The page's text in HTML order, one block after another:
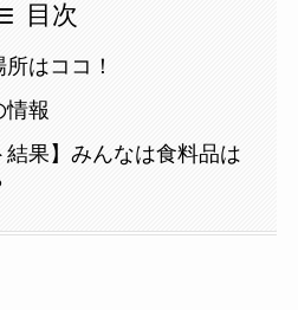
目次
はココ！
情報
結果】みんなは食料品は